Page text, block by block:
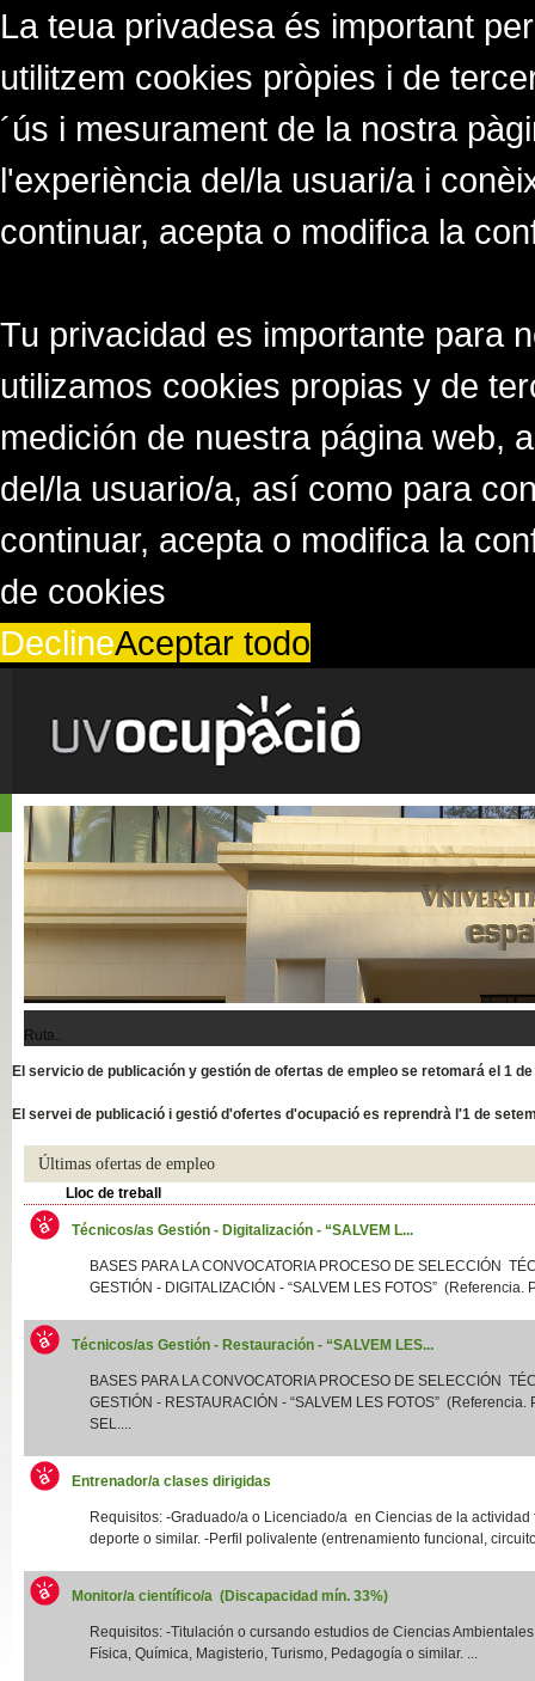
La teua privadesa és important
utilitzem cookies pròpies i de
´ús i mesurament de la nostra
l'experiència del/la usuari/a i
continuar, acepta o modifica la
Tu privacidad es importante para
utilizamos cookies propias y de
medición de nuestra página web,
del/la usuario/a, así como para
continuar, acepta o modifica la
de cookies
DeclineAceptar todo
Ruta..
El servicio de publicación y gestión de ofertas de empleo se retomará el 1
El servei de publicació i gestió d'ofertes d'ocupació es reprendrà l'1 de
Últimas ofertas de empleo
Lloc de treball
Técnicos/as Gestión - Digitalización - “SALVEM L...
BASES PARA LA CONVOCATORIA PROCESO DE SELECCIÓN
GESTIÓN - DIGITALIZACIÓN - “SALVEM LES FOTOS” (Referencia.
Técnicos/as Gestión - Restauración - “SALVEM LES...
BASES PARA LA CONVOCATORIA PROCESO DE SELECCIÓN
GESTIÓN - RESTAURACIÓN - “SALVEM LES FOTOS” (Referencia.
SEL....
Entrenador/a clases dirigidas
Requisitos: -Graduado/a o Licenciado/a en Ciencias de la actividad
deporte o similar. -Perfil polivalente (entrenamiento funcional,
Monitor/a científico/a (Discapacidad mín. 33%)
Requisitos: -Titulación o cursando estudios de Ciencias
Física, Química, Magisterio, Turismo, Pedagogía o similar. ...